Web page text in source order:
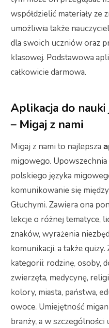
współdzielić materiały ze
umożliwia także
dla swoich uczniów oraz
klasowej. Podstawowa
całkowicie darmowa.
Aplikacja do
– Migaj z nami
Migaj z nami to najlepsza
migowego.
polskiego języka
komunikowanie się
Głuchymi. Zawiera ona
lekcje o różnej tematyce,
znaków, wyrażenia
komunikacji, a także
kategorii: rodzinę, osoby,
zwierzęta, medycynę,
kolory, miasta, państwa,
owoce. Umiejętność
branży, a w szczególności